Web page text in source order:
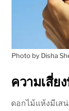
Photo by Disha
ความเสี่ย
ดอกไม้แห้งมีเส